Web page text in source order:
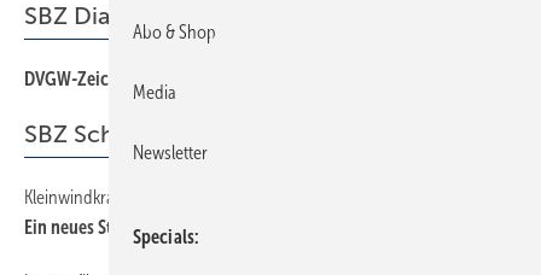
SBZ Dialog
DVGW-Zeichen bald wertlos?
SBZ Schwerpunkt
Kleinwindkraft vom SHK-Handwerk
Ein neues Standbein
Abo & Shop
Media
Newsletter
Specials